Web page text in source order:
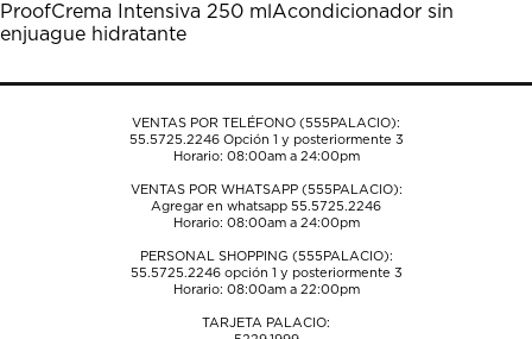
de
envío.
de
envío.
de
envío.
de
envío.
de
envío.
ProofCrema Intensiva 250 ml Acondicionador sin
enjuague hidratante
VENTAS POR TELÉFONO (555PALACIO):
55.5725.2246Opción 1 y posteriormente 3
Horario: 08:00am a 24:00pm
VENTAS POR WHATSAPP (555PALACIO):
Agregar en whatsapp 55.5725.2246
Horario: 08:00am a 24:00pm
PERSONAL SHOPPING (555PALACIO):
55.5725.2246opción 1 y posteriormente 3
Horario: 08:00am a 22:00pm
TARJETA PALACIO: